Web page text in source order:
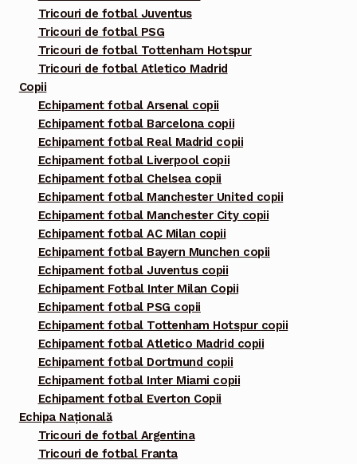
Tricouri de fotbal Juventus
Tricouri de fotbal PSG
Tricouri de fotbal Tottenham Hotspur
Tricouri de fotbal Atletico Madrid
Copii
Echipament fotbal Arsenal copii
Echipament fotbal Barcelona copii
Echipament fotbal Real Madrid copii
Echipament fotbal Liverpool copii
Echipament fotbal Chelsea copii
Echipament fotbal Manchester United copii
Echipament fotbal Manchester City copii
Echipament fotbal AC Milan copii
Echipament fotbal Bayern Munchen copii
Echipament fotbal Juventus copii
Echipament Fotbal Inter Milan Copii
Echipament fotbal PSG copii
Echipament fotbal Tottenham Hotspur copii
Echipament fotbal Atletico Madrid copii
Echipament fotbal Dortmund copii
Echipament fotbal Inter Miami copii
Echipament fotbal Everton Copii
Echipa Națională
Tricouri de fotbal Argentina
Tricouri de fotbal Franta